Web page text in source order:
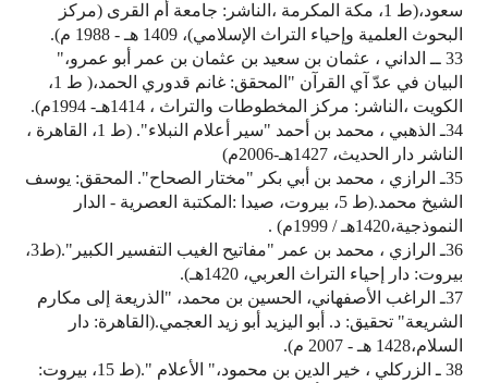
سعود،(ط 1، مكة المكرمة ،الناشر: جامعة أم القرى (مركز
البحوث العلمية وإحياء التراث الإسلامي)، 1409 هـ - 1988 م).
33 ــ الداني ، عثمان بن سعيد بن عثمان بن عمر أبو عمرو،"
البيان في عدّ آي القرآن "المحقق: غانم قدوري الحمد،( ط 1،
الكويت ،الناشر: مركز المخطوطات والتراث ، 1414هـ- 1994م).
34ـ الذهبي ، محمد بن أحمد "سير أعلام النبلاء". (ط 1، القاهرة ،
الناشر دار الحديث، 1427هـ-2006م)
35ـ الرازي ، محمد بن أبي بكر "مختار الصحاح". المحقق: يوسف
الشيخ محمد.(ط 5، بيروت، صيدا :المكتبة العصرية - الدار
النموذجية،1420هـ / 1999م) .
36ـ الرازي ، محمد بن عمر "مفاتيح الغيب التفسير الكبير".(ط3،
بيروت: دار إحياء التراث العربي، 1420هـ).
37ـ الراغب الأصفهاني، الحسين بن محمد، "الذريعة إلى مكارم
الشريعة" تحقيق: د. أبو اليزيد أبو زيد العجمي.(القاهرة: دار
السلام،1428 هـ - 2007 م).
38 ـ الزركلي ، خير الدين بن محمود،" الأعلام ".(ط 15، بيروت: